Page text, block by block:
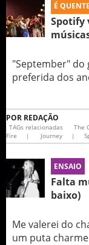
É QUENTE
Spotify
"September" do
preferida dos
POR REDAÇÃO
TAGs relacionadas The
Fire
| Journey |
ENSAIO
Falta
baixo)
Me valerei do
um puta